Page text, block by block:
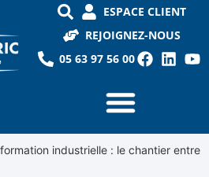
ESPACE CLIENT
REJOIGNEZ-NOUS
05 63 97 56 00
industrielle : le chantier entre